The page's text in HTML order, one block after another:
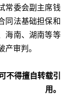
常委会副主席钱
同法基础担保和
海南、湖南等等
产审判。
不得擅自转载引
用。